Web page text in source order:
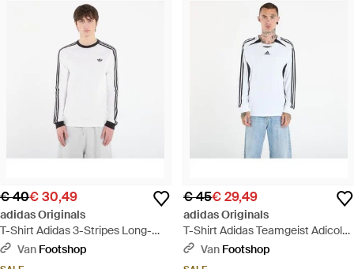
€ 40€ 30,49
adidas Originals
T-Shirt Adidas 3-Stripes Long-
Sleeve Top Long-Sleeve Top - Wit
Van Footshop
€ 45€ 29,49
adidas Originals
T-Shirt Adidas Teamgeist Adicolor
Long Sleeve T-Shirt - Blauw
Van Footshop